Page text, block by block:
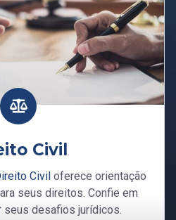
Civil
Civil oferece orientação
seus direitos. Confie em
seus desafios jurídicos.